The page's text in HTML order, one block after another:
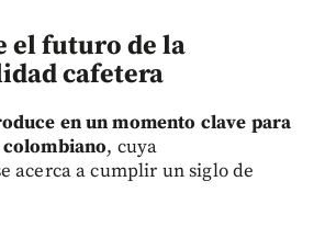
el futuro de la
cafetera
en un momento clave para
, cuya
acerca a cumplir un siglo de